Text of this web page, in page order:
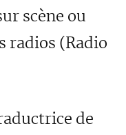
scène ou
radios (Radio
de